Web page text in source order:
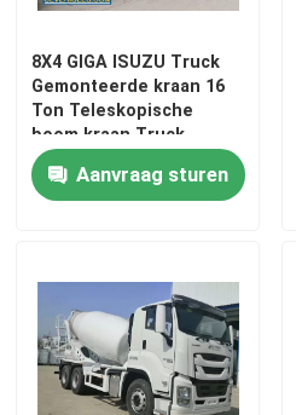
ISUZU Road Sweeper Truck
ISUZU Afvoerzuigtruck
ISUZU Fuel Tanker Truck
ISUZU Water Truck
8X4 GIGA ISUZU Truck
Gemonteerde kraan 16
Ton Teleskopische
boom kraan Truck
Aanvraag sturen